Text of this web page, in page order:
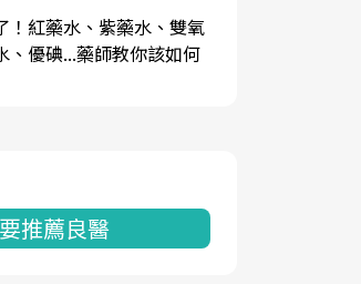
！紅藥水、紫藥水、雙氧
、優碘...藥師教你該如何
推薦良醫